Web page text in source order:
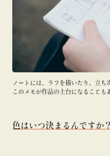
ノートには、ラフを描いたり、立ち
このメモが作品の土台になることも
色はいつ決まるんですか？